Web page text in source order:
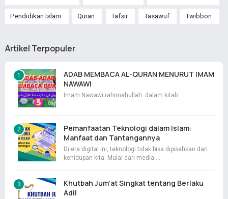
Pendidikan Islam Quran Tafsir Tasawuf Twibbon
Artikel Terpopuler
ADAB MEMBACA AL-QURAN MENURUT IMAM
NAWAWI
Imam Nawawi rahimahullah dalam kitab …
Pemanfaatan Teknologi dalam Islam:
Manfaat dan Tantangannya
Di era digital ini, teknologi tidak bisa dipisahkan dari
kehidupan kita. Mulai dari media …
Khutbah Jum'at Singkat tentang Berlaku
Adil